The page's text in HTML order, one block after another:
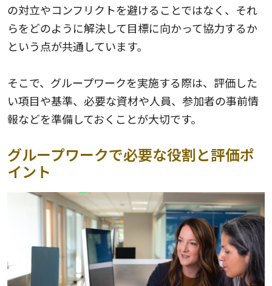
の対立やコンフリクトを避けることではなく、それ
らをどのように解決して目標に向かって協力するか
という点が共通しています。
そこで、グループワークを実施する際は、評価した
い項目や基準、必要な資材や人員、参加者の事前情
報などを準備しておくことが大切です。
グループワークで必要な役割と評価ポ
イント